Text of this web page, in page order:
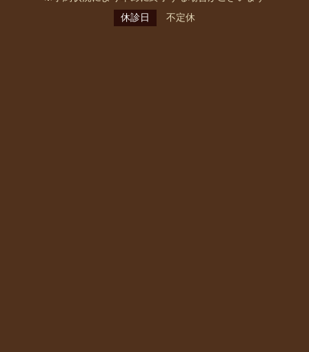
休診日
不定休